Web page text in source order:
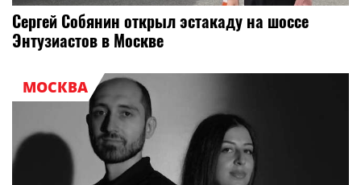
Сергей Собянин открыл эстакаду на шоссе
Энтузиастов в Москве
МОСКВА